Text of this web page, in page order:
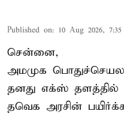
Published on: 10 Aug 2026,
சென்னை,
அமமுக
தனது எக்ஸ் தளத்தில்
தவெக அரசின்